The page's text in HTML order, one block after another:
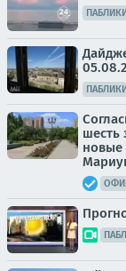
шесть
новые